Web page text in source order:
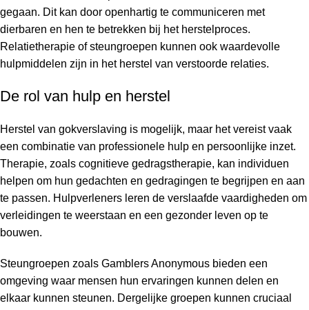
gegaan. Dit kan door openhartig te communiceren met
dierbaren en hen te betrekken bij het herstelproces.
Relatietherapie of steungroepen kunnen ook waardevolle
hulpmiddelen zijn in het herstel van verstoorde relaties.
De rol van hulp en herstel
Herstel van gokverslaving is mogelijk, maar het vereist vaak
een combinatie van professionele hulp en persoonlijke inzet.
Therapie, zoals cognitieve gedragstherapie, kan individuen
helpen om hun gedachten en gedragingen te begrijpen en aan
te passen. Hulpverleners leren de verslaafde vaardigheden om
verleidingen te weerstaan en een gezonder leven op te
bouwen.
Steungroepen zoals Gamblers Anonymous bieden een
omgeving waar mensen hun ervaringen kunnen delen en
elkaar kunnen steunen. Dergelijke groepen kunnen cruciaal